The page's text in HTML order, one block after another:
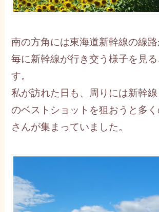
南の方角には東海道新幹線の線
毎に新幹線が行き交う様子を見
す。
私が訪れた日も、周りには新幹
のベストショットを狙おうと多
さんが集まっていました。